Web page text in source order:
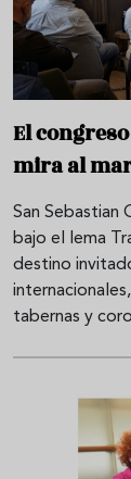
El
mira al
San Sebastian
bajo el lema
destino
tabernas y